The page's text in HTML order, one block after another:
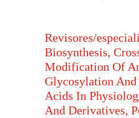
Revisores/
Biosynthesis,
Modification Of
Glycosylation
Acids In
And Derivatives,